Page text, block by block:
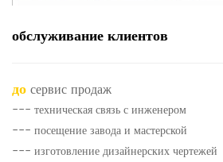
обслуживание клиентов
досервис продаж
--- техническая связь с инженером
--- посещение завода и мастерской
--- изготовление дизайнерских чертежей